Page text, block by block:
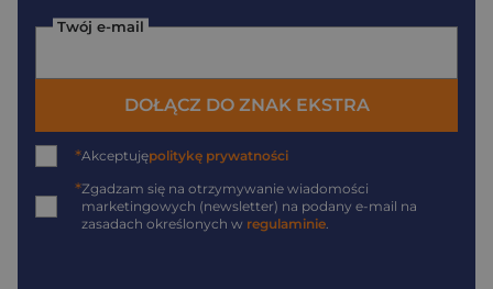
Twój e-mail
DOŁĄCZ DO ZNAK EKSTRA
*Akceptujępolitykę prywatności
*Zgadzam się na otrzymywanie wiadomości
marketingowych (newsletter) na podany e-mail na
zasadach określonych w regulaminie